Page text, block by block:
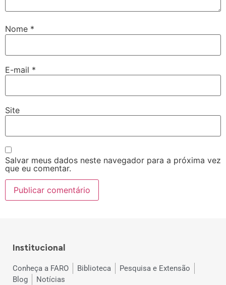
Nome *
E-mail *
Site
Salvar meus dados neste navegador para a próxima vez
que eu comentar.
Institucional
Conheça a FARO Biblioteca
Pesquisa e Extensão
Blog
Notícias